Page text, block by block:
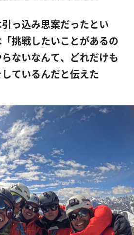
っ込み思案だったとい
挑戦したいことがあるの
ないなんて、どれだけも
ているんだと伝えた